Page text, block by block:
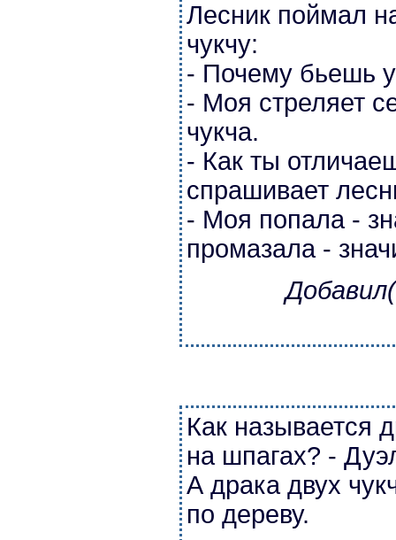
Лесник поймал
чукчу:
- Почему бьешь
- Моя стреляет
чукча.
- Как ты
спрашивает
- Моя попала -
промазала -
Как называется
на шпагах? -
А драка двух
по дереву.